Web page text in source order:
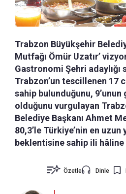
Trabzon Büyükşehir
Mutfağı Ömür Uzatır’
Gastronomi Şehri adaylığı
Trabzon’un tescillenen 17
sahip bulunduğunu,
olduğunu vurgulayan
Belediye Başkanı Ahmet
80,3’le Türkiye’nin en uzun
beklentisine sahip ili
Özetle Dinle